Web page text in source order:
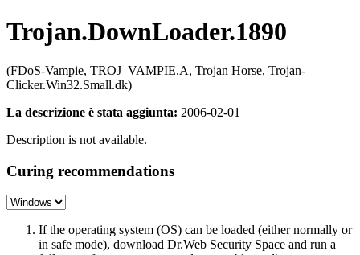
Trojan.DownLoader.1890
(FDoS-Vampie, TROJ_VAMPIE.A, Trojan Horse, Trojan-
Clicker.Win32.Small.dk)
La descrizione è stata aggiunta: 2006-02-01
Description is not available.
Curing recommendations
If the operating system (OS) can be loaded (either normally or
in safe mode), download Dr.Web Security Space and run a